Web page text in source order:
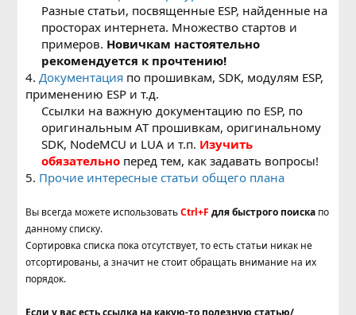
Разные статьи, посвященные ESP, найденные на
просторах интернета. Множество стартов и
примеров. Новичкам настоятельно
рекомендуется к прочтению!
4. Документация по прошивкам, SDK, модулям ESP,
применению ESP и т.д.
Ссылки на важную документацию по ESP, по
оригинальным AT прошивкам, оригинальному
SDK, NodeMCU и LUA и т.п. Изучить
обязательно перед тем, как задавать вопросы!​
5. Прочие интересные статьи общего плана
Вы всегда можете использоватьCtrl+F для быстрого поиска по
данному списку.
Сортировка списка пока отсутствует, то есть статьи никак не
отсортированы, а значит не стоит обращать внимание на их
порядок.
Если у вас есть ссылка на какую-то полезную статью/